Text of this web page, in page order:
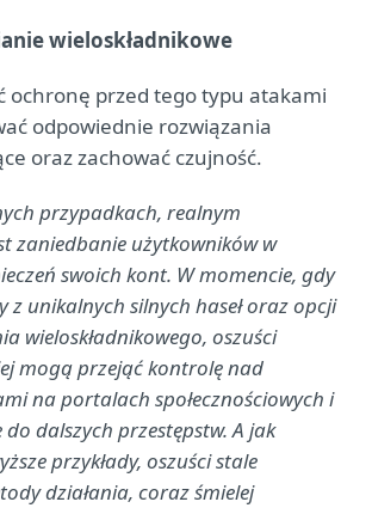
wieloskładnikowe
ochronę przed tego typu atakami
odpowiednie rozwiązania
oraz zachować czujność.
przypadkach, realnym
zaniedbanie użytkowników w
swoich kont. W momencie, gdy
z unikalnych silnych haseł oraz opcji
wieloskładnikowego, oszuści
mogą przejąć kontrolę nad
na portalach społecznościowych i
dalszych przestępstw. A jak
przykłady, oszuści stale
działania, coraz śmielej